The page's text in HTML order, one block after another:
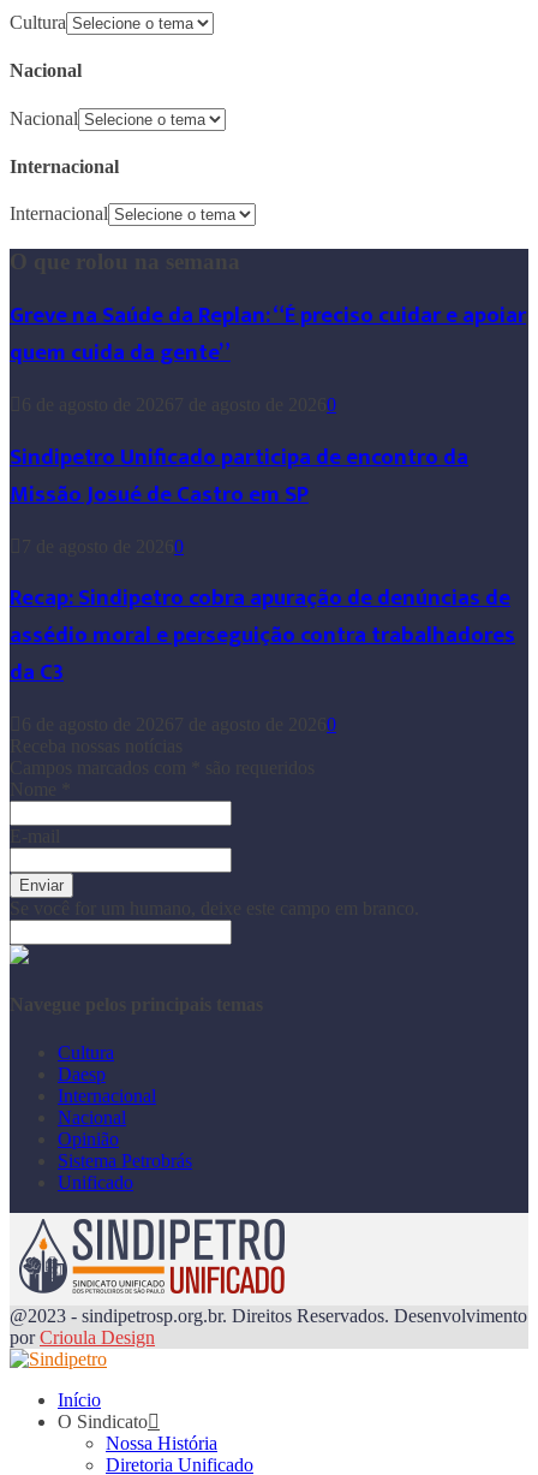
Cultura
Nacional
Nacional
Internacional
Internacional
O que rolou na semana
Greve na Saúde da Replan: “É preciso cuidar e apoiar
quem cuida da gente”
0
Sindipetro Unificado participa de encontro da
Missão Josué de Castro em SP
0
Recap: Sindipetro cobra apuração de denúncias de
assédio moral e perseguição contra trabalhadores
da C3
0
Navegue pelos principais temas
Cultura
Daesp
Internacional
Nacional
Opinião
Sistema Petrobrás
Unificado
@2023 - sindipetrosp.org.br. Direitos Reservados. Desenvolvimento
porCrioula Design
Início
O Sindicato
Nossa História
Diretoria Unificado